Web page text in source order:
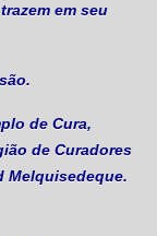
em seu
de Cura,
de Curadores
Melquisedeque.